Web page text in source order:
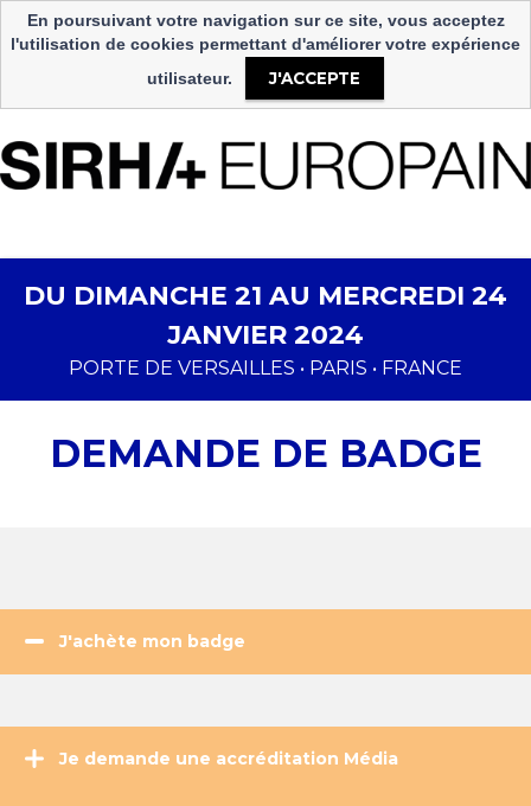
langue
Select Language▼
DU DIMANCHE 21 AU MERCREDI 24
JANVIER 2024
PORTE DE VERSAILLES • PARIS • FRANCE
DEMANDE DE BADGE
J'achète mon badge
Je demande une accréditation Média
En poursuivant votre navigation sur ce site, vous acceptez
l'utilisation de cookies permettant d'améliorer votre expérience
utilisateur.
J'ACCEPTE